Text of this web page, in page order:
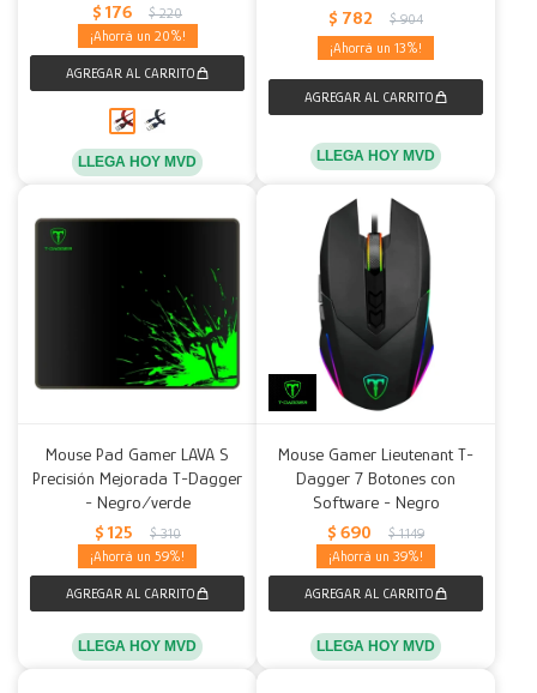
$ 176 $ 220
20
LLEGA HOY MVD
$ 782 $ 904
13
LLEGA HOY MVD
Mouse Pad Gamer LAVA S
Precisión Mejorada T-Dagger
- Negro/verde
$ 125 $ 310
59
LLEGA HOY MVD
Mouse Gamer Lieutenant T-
Dagger 7 Botones con
Software - Negro
$ 690 $ 1.149
39
LLEGA HOY MVD